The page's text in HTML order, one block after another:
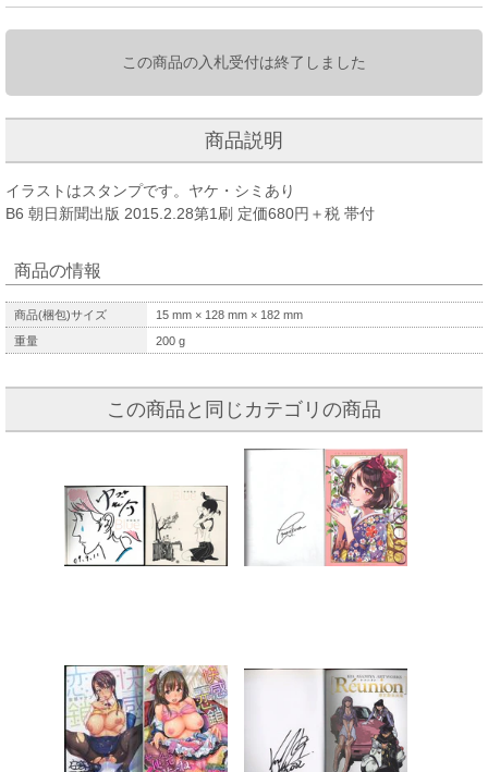
この商品の入札受付は終了しました
商品説明
イラストはスタンプです。ヤケ・シミあり
B6 朝日新聞出版 2015.2.28第1刷 定価680円＋税 帯付
商品の情報
商品(梱包)サイズ 15 mm × 128 mm × 182 mm
重量
200 g
この商品と同じカテゴリの商品